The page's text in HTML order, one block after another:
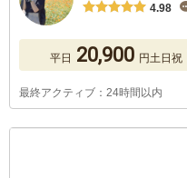
4.98
平日 20,900 円土日祝
最終アクティブ：24時間以内